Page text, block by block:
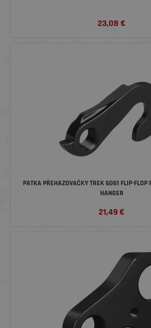
23,08 €
PATKA PŘEHAZOVAČKY TREK 6061 FLIP-FLOP
HANGER
21,49€